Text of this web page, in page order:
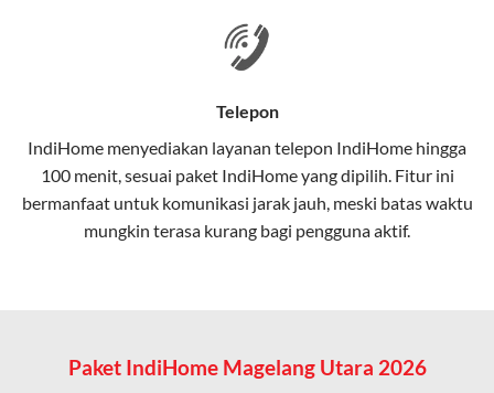
dibandingkan kabel tembaga atau DSL.
elektromagnetik, sehingga koneksi tetap lancar.
Latensi Rendah
Cocok untuk aktivitas yang membutuhkan koneksi
Mampu menangani banyak perangkat sekaligus tanpa
Telepon
IndiHome menyediakan layanan telepon IndiHome hingga
100 menit, sesuai paket IndiHome yang dipilih. Fitur ini
bermanfaat untuk komunikasi jarak jauh, meski batas waktu
mungkin terasa kurang bagi pengguna aktif.
Paket IndiHome Magelang Utara 2026